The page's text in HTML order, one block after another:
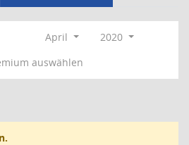
April
2020
auswählen